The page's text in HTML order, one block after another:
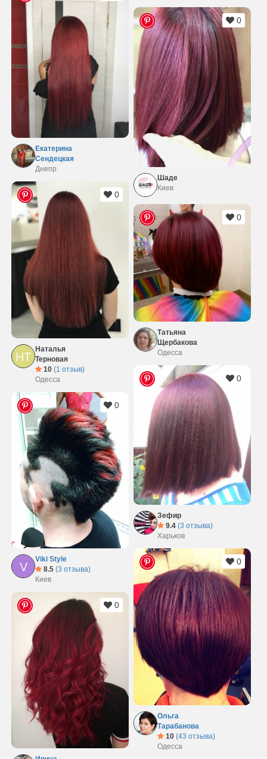
Екатерина
Сендецкая
Днепр
Шаде
Киев
0
НТ
Наталья
Терновая
10 (1 отзыв)
Одесса
0
Татьяна
Щербакова
Одесса
0
Зефир
9.4 (3 отзыва)
Харьков
0
V
Viki Style
8.5 (3 отзыва)
Киев
0
Ольга
Тарабанова
10 (43 отзыва)
Одесса
0
0